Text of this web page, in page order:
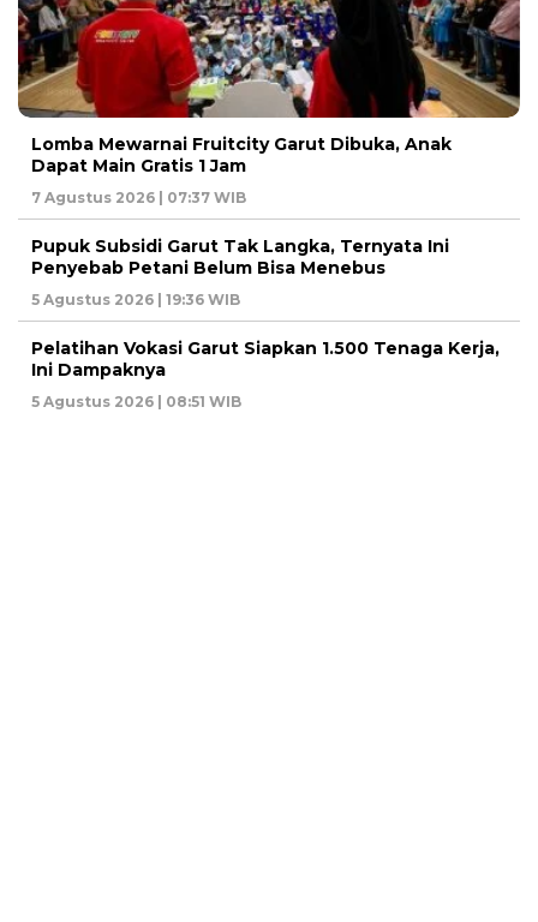
Lomba Mewarnai Fruitcity Garut Dibuka, Anak
Dapat Main Gratis 1 Jam
7 Agustus 2026 | 07:37 WIB
Pupuk Subsidi Garut Tak Langka, Ternyata Ini
Penyebab Petani Belum Bisa Menebus
5 Agustus 2026 | 19:36 WIB
Pelatihan Vokasi Garut Siapkan 1.500 Tenaga Kerja,
Ini Dampaknya
5 Agustus 2026 | 08:51 WIB